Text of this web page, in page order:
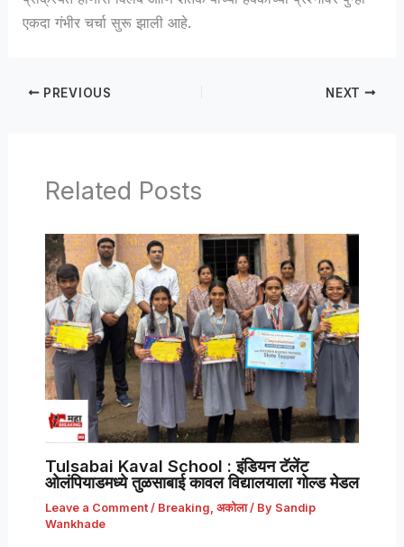
एकदा गंभीर चर्चा सुरू झाली आहे.
PREVIOUS NEXT
Related Posts
Tulsabai Kaval School : इंडियन टॅलेंट
ओलंपियाडमध्ये तुळसाबाई कावल विद्यालयाला गोल्ड मेडल
Leave a Comment / Breaking, अकोला/ By Sandip
Wankhade